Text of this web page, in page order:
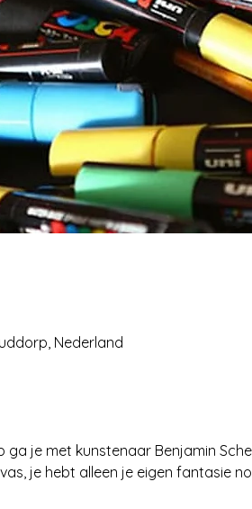
Nederland
je met kunstenaar Benjamin
je hebt alleen je eigen fantasie